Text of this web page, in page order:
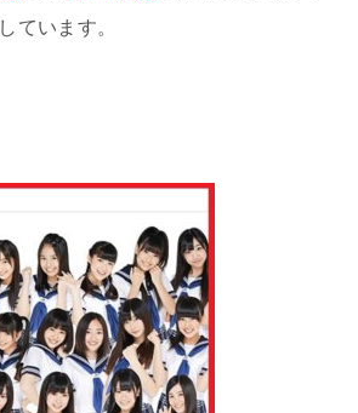
しています。